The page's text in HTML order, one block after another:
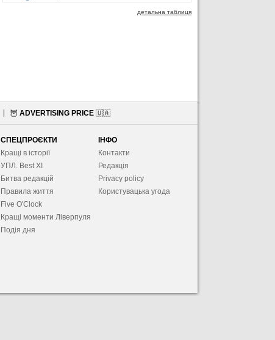
детальна таблиця
🦉 ADVERTISING PRICE 🇺🇦
СПЕЦПРОЄКТИ
Кращі в історії
УПЛ. Best XІ
Битва редакцій
Правила життя
Five O'Clock
Кращі моменти Ліверпуля
Подія дня
ІНФО
Контакти
Редакція
Privacy policy
Користувацька угода